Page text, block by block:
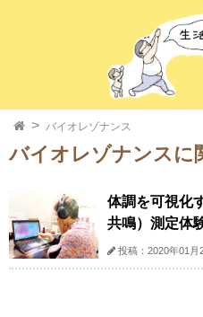
バイオレゾナンス
バイオレゾナンスに
体調を可視化
共鳴）測定体
投稿：2020年01月